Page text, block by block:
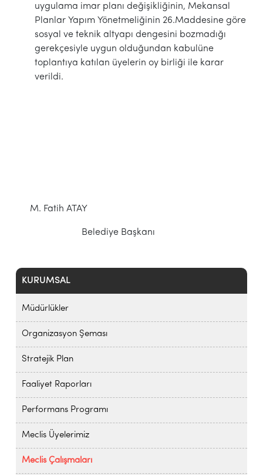
KURUMSAL
Müdürlükler
Organizasyon Şeması
Stratejik Plan
Faaliyet Raporları
Performans Programı
Meclis Üyelerimiz
Meclis Çalışmaları
uygulama imar planı değişikliğinin, Mekansal
Planlar Yapım Yönetmeliğinin 26.Maddesine göre
sosyal ve teknik altyapı dengesini bozmadığı
gerekçesiyle uygun olduğundan kabulüne
toplantıya katılan üyelerin oy birliği ile karar
verildi.
M. Fatih ATAY
Belediye Başkanı